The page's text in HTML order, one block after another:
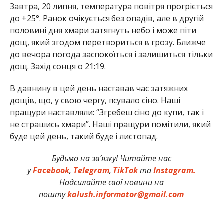
Завтра, 20 липня, температура повітря прогріється
до +25°. Ранок очікується без опадів, але в другій
половині дня хмари затягнуть небо і може піти
дощ, який згодом перетвориться в грозу. Ближче
до вечора погода заспокоїться і залишиться тільки
дощ. Захід сонця о 21:19.
В давнину в цей день наставав час затяжних
дощів, що, у свою чергу, псувало сіно. Наші
пращури наставляли: “Згребеш сіно до купи, так і
не страшись хмари”. Наші пращури помітили, який
буде цей день, такий буде і листопад.
Будьмо на зв’язку! Читайте нас
уFacebook, Telegram, TikTokтаInstagram.
Надсилайте свої новини на
поштуkalush.informator@gmail.com